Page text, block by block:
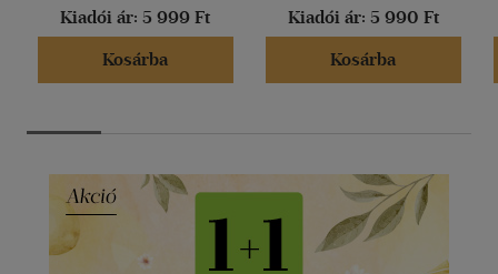
Kiadói ár: 5 999 Ft
Kosárba
Kiadói ár: 5 990 Ft
Kosárba